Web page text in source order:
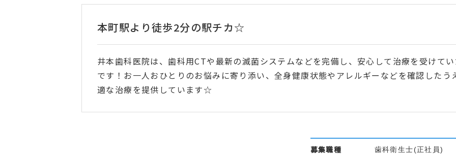
本町駅より徒歩2分の駅チカ☆
井本歯科医院は、歯科用CTや最新の滅菌システムなどを完備し、安心して治療を受けて
です！お一人おひとりのお悩みに寄り添い、全身健康状態やアレルギーなどを確認した
適な治療を提供しています☆
募集職種 歯科衛生士(正社員)